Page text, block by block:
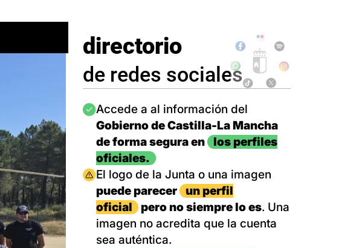
directorio
de redes sociales
Imagen
Accede a al información del
Gobierno de Castilla-La Mancha
de forma segura en
los perfiles
oficiales.
Imagen
El logo de la Junta o una imagen
puede parecer
un perfil
oficial
pero no siempre lo es. Una
imagen no acredita que la cuenta
sea auténtica.